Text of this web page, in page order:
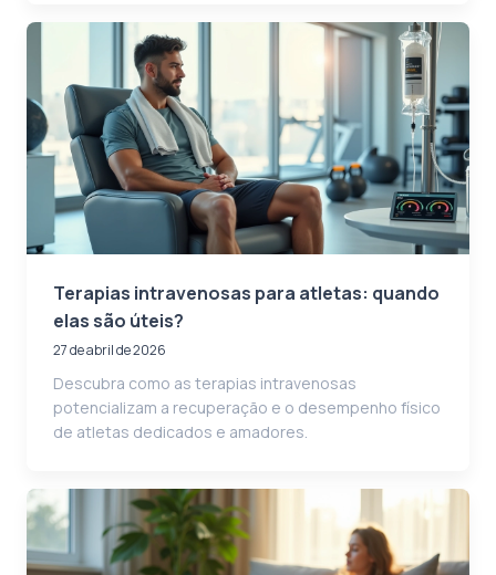
Terapias intravenosas para atletas: quando
elas são úteis?
27 de abril de 2026
Descubra como as terapias intravenosas
potencializam a recuperação e o desempenho físico
de atletas dedicados e amadores.